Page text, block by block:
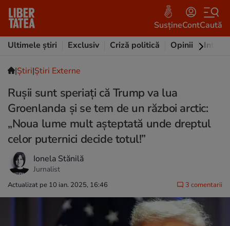
SusțineContCaută
Ultimele știri
Exclusiv Criză politică Opinii
|Ştiri|Știri Externe
Rușii sunt speriați că Trump va lua
Groenlanda și se tem de un război arctic:
„Noua lume mult așteptată unde dreptul
celor puternici decide totul!”
Ionela Stănilă
Jurnalist
Actualizat pe 10 ian. 2025, 16:46 3 comentarii